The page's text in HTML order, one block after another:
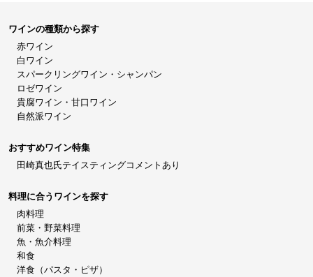
ワインの種類から探す
赤ワイン
白ワイン
スパークリングワイン・シャンパン
ロゼワイン
貴腐ワイン・甘口ワイン
自然派ワイン
おすすめワイン特集
田崎真也氏テイスティングコメントあり
料理に合うワインを探す
肉料理
前菜・野菜料理
魚・魚介料理
和食
洋食（パスタ・ピザ）